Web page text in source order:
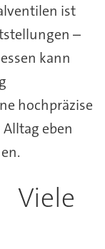
ist
–
kann
hochpräzise
eben
Viele